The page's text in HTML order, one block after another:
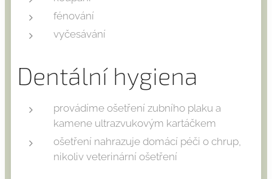
fénování
vyčesávání
Dentální hygiena
provádíme ošetření zubního plaku a
kamene ultrazvukovým kartáčkem
ošetření nahrazuje domácí péči o chrup,
nikoliv veterinární ošetření